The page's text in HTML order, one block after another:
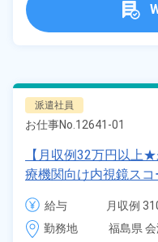
派遣社員
お仕事No. 12641-01
【月収例32万円以上
療機関向け内視鏡ス
2交替勤務選択可★年
備！通勤ラクラク無
活躍中！マイカー通
給与
月収例
時給
勤務地
福島県